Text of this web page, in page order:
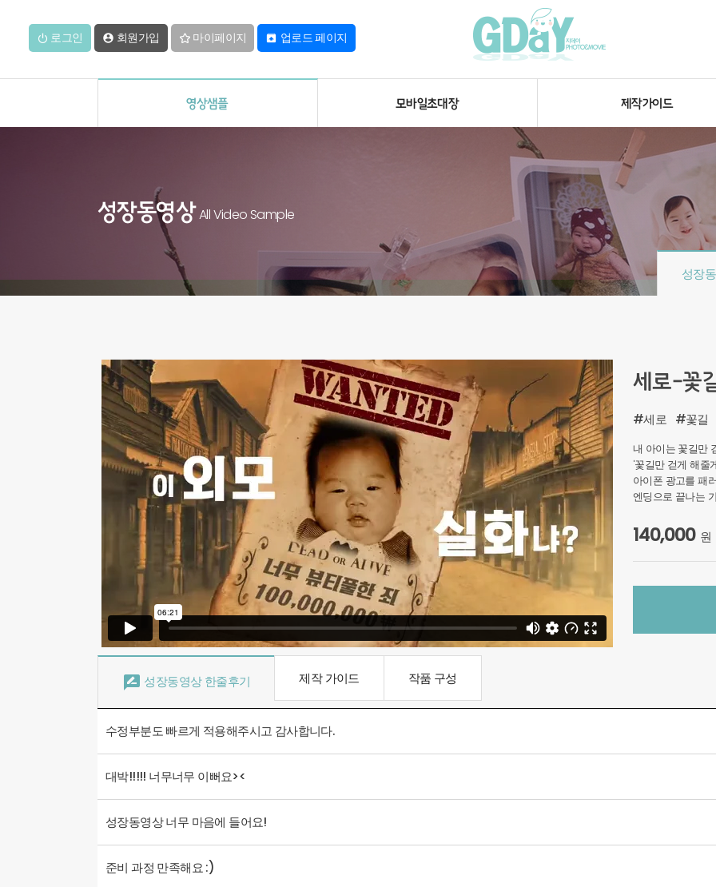
로그인  회원가입 마이페이지  업로드 페이지
영상샘플 모바일초대장 제작가이드
성장동영상 All Video Sample
성장
세로-꽃
#세로 #꽃길
내 아이는 꽃길만
'꽃길만 걷게 해줄
아이폰 광고를 패
엔딩으로 끝나는
140,000 원
 성장동영상 한줄후기 제작 가이드 작품 구성
수정부분도 빠르게 적용해주시고 감사합니다.
대박!!!!! 너무너무 이뻐요><
성장동영상 너무 마음에 들어요!
준비 과정 만족해요 :)